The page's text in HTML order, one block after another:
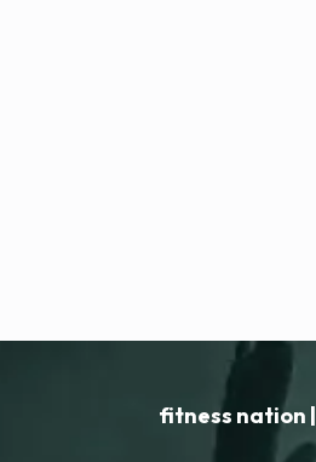
fitness nation |